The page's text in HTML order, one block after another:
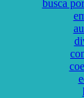
busca